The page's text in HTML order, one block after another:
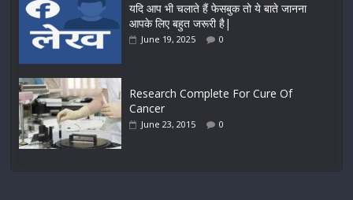
यदि आप भी चलाते हैं फेसबुक तो ये बाते जानना
आपके लिए बहुत जरूरी है|
June 19, 2025 0
Research Complete For Cure Of
Cancer
June 23, 2015 0